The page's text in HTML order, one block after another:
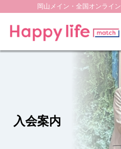
岡山メイン・全国オンライン
入会案内